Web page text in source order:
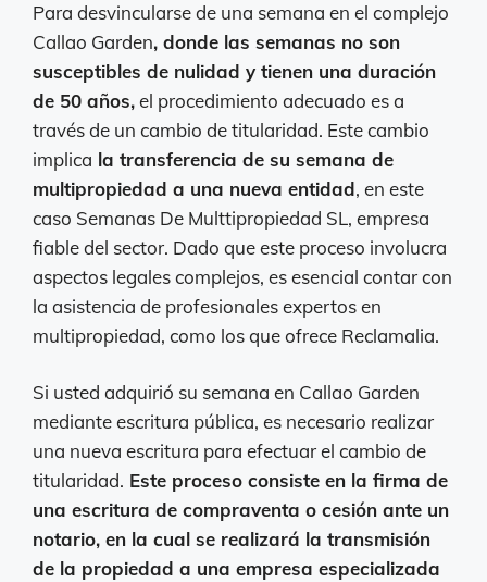
Para desvincularse de una semana en el complejo
Callao Garden, donde las semanas no son
susceptibles de nulidad y tienen una duración
de 50 años,el procedimiento adecuado es a
través de un cambio de titularidad. Este cambio
implica la transferencia de su semana de
multipropiedad a una nueva entidad, en este
caso Semanas De Multtipropiedad SL, empresa
fiable del sector. Dado que este proceso involucra
aspectos legales complejos, es esencial contar con
la asistencia de profesionales expertos en
multipropiedad, como los que ofrece Reclamalia.
Si usted adquirió su semana en Callao Garden
mediante escritura pública, es necesario realizar
una nueva escritura para efectuar el cambio de
titularidad. Este proceso consiste en la firma de
una escritura de compraventa o cesión ante un
notario, en la cual se realizará la transmisión
de la propiedad a una empresa especializada